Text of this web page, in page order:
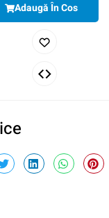
Adaugă În Cos